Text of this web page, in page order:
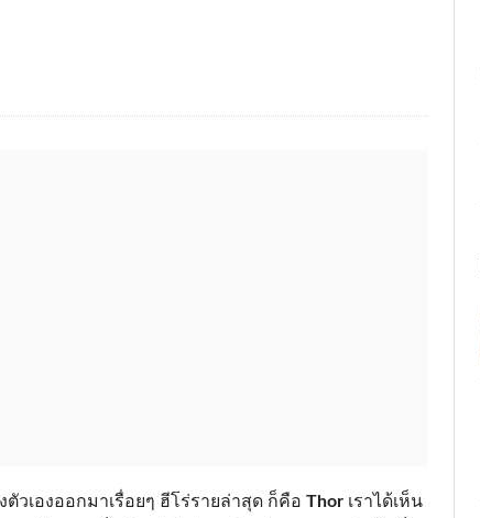
ตัวเองออกมาเรื่อยๆ ฮีโร่รายล่าสุด ก็คือThor เราได้เห็น